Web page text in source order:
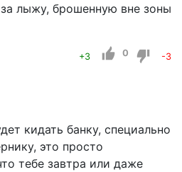
лыжу, брошенную вне зоны
+3 0 -3
кидать банку, специально
это просто
тебе завтра или даже